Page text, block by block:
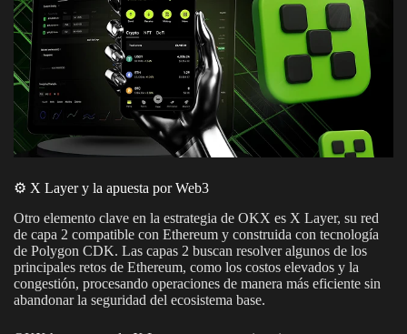
⚙️ X Layer y la apuesta por Web3
Otro elemento clave en la estrategia de OKX es X Layer, su red
de capa 2 compatible con Ethereum y construida con tecnología
de Polygon CDK. Las capas 2 buscan resolver algunos de los
principales retos de Ethereum, como los costos elevados y la
congestión, procesando operaciones de manera más eficiente sin
abandonar la seguridad del ecosistema base.